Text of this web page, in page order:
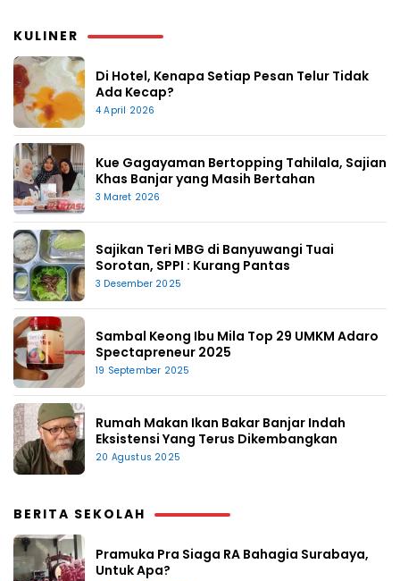
KULINER
Di Hotel, Kenapa Setiap Pesan Telur Tidak
Ada Kecap?
4 April 2026
Kue Gagayaman Bertopping Tahilala, Sajian
Khas Banjar yang Masih Bertahan
3 Maret 2026
Sajikan Teri MBG di Banyuwangi Tuai
Sorotan, SPPI : Kurang Pantas
3 Desember 2025
Sambal Keong Ibu Mila Top 29 UMKM Adaro
Spectapreneur 2025
19 September 2025
Rumah Makan Ikan Bakar Banjar Indah
Eksistensi Yang Terus Dikembangkan
20 Agustus 2025
BERITA SEKOLAH
Pramuka Pra Siaga RA Bahagia Surabaya,
Untuk Apa?